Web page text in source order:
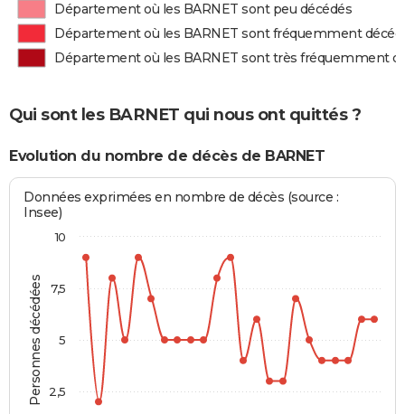
Département où les BARNET sont peu décédés
Département où les BARNET sont fréquemment
Département où les BARNET sont très fréquemment
Qui sont les BARNET qui nous ont quittés ?
Evolution du nombre de décès de BARNET
Personnes décédées
Données exprimées en nombre de décès (source :
Insee)
10
2,5
5
7,5